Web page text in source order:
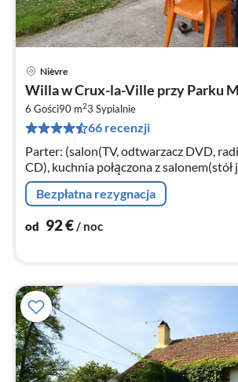
Nièvre
Willa w Crux-la-Ville przy Parku
6 Gości90 m23 Sypialnie
66 recenzji
Parter: (salon(TV, odtwarzacz DVD,
CD), kuchnia połączona z
osoby)
Bezpłatna rezygnacja
od 92€/ noc